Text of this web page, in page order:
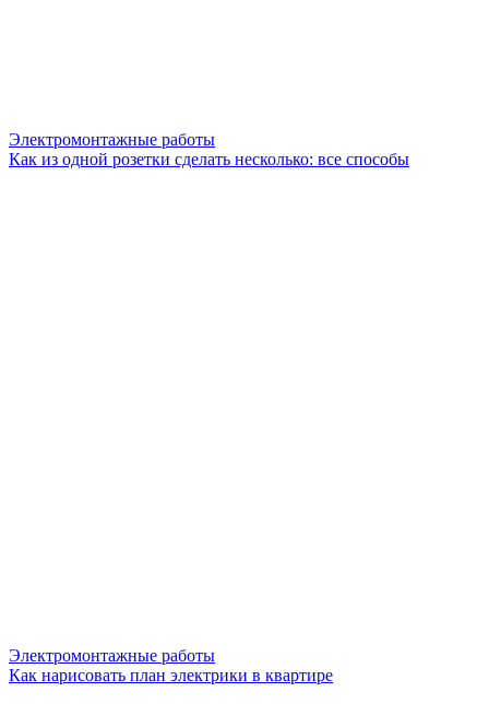
Электромонтажные работы
Как из одной розетки сделать несколько: все способы
Электромонтажные работы
Как нарисовать план электрики в квартире